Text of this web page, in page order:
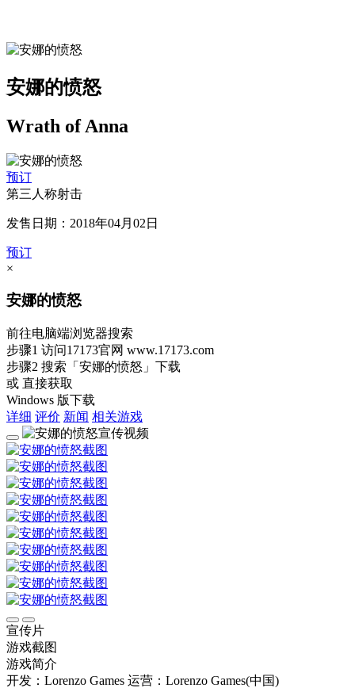
安娜的愤怒
Wrath of Anna
预订
第三人称射击
发售日期：2018年04月02日
预订
×
安娜的愤怒
前往电脑端浏览器搜索
步骤1 访问17173官网 www.17173.com
步骤2 搜索 「安娜的愤怒」 下载
或 直接获取
Windows 版下载
详细 评价 新闻 相关游戏
宣传片
游戏截图
游戏简介
开发：Lorenzo Games 运营：Lorenzo Games(中国)